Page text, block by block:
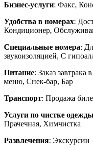
Бизнес-услуги: Факс,
Удобства в номерах:
Кондиционер,
Специальные номера:
звукоизоляцией, C
Питание: Заказ завтрака
меню, Снек-бар, Бар
Транспорт: Продажа
Услуги по чистке одежды
Прачечная, Химчистка
Развлечения: Экскурсии